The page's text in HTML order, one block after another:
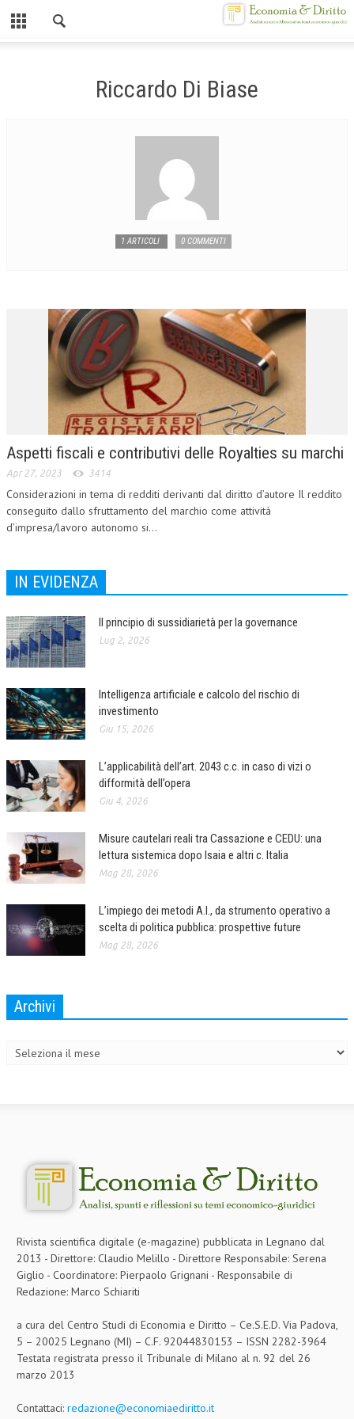
DIREZIONE SCIENTIFICA
ALTA FORMAZIONE
CORSI CE.S.E.D.
ARCHIVIO CORSI 2015
DIVENTA SOCIO
LA RIVISTA
LA RIVISTA
COMITATO EDITORIALE
REDAZIONE
PEER REVIEW
AUTORI
COLLABORA CON NOI
ECONOMIA
CORPORATE SOCIAL RESPONSIBILITY
INTERNAZIONALIZZAZIONE
HUMAN RESOURCES
RISORSE UMANE
MARKETING
RISK MANAGEMENT
PERSONA E CITTÀ
DIRITTO DEL LAVORO
DIRITTO DEL WEB
DIRITTO DELLE IMPRESE IN CRISI
CRIMINOLOGIA E CRIMINALISTICA
SICUREZZA SUL LAVORO
FISCO
DIRITTO TRIBUTARIO
TAX RISK MANAGEMENT
Riccardo Di Biase
1 ARTICOLI 0 COMMENTI
Aspetti fiscali e contributivi delle Royalties su marchi
Apr 27, 2023 3414
Considerazioni in tema di redditi derivanti dal diritto d’autore Il reddito
conseguito dallo sfruttamento del marchio come attività
d’impresa/lavoro autonomo si...
IN EVIDENZA
Il principio di sussidiarietà per la governance
Lug 2, 2026
Intelligenza artificiale e calcolo del rischio di
investimento
Giu 15, 2026
L’applicabilità dell’art. 2043 c.c. in caso di vizi o
difformità dell’opera
Giu 4, 2026
Misure cautelari reali tra Cassazione e CEDU: una
lettura sistemica dopo Isaia e altri c. Italia
Mag 28, 2026
L’impiego dei metodi A.I., da strumento operativo a
scelta di politica pubblica: prospettive future
Mag 28, 2026
Archivi
Rivista scientifica digitale (e-magazine) pubblicata in Legnano dal
2013 - Direttore: Claudio Melillo - Direttore Responsabile: Serena
Giglio - Coordinatore: Pierpaolo Grignani - Responsabile di
Redazione: Marco Schiariti
a cura del Centro Studi di Economia e Diritto – Ce.S.E.D. Via Padova,
5 – 20025 Legnano (MI) – C.F. 92044830153 – ISSN 2282-3964
Testata registrata presso il Tribunale di Milano al n. 92 del 26
marzo 2013
Contattaci: redazione@economiaediritto.it